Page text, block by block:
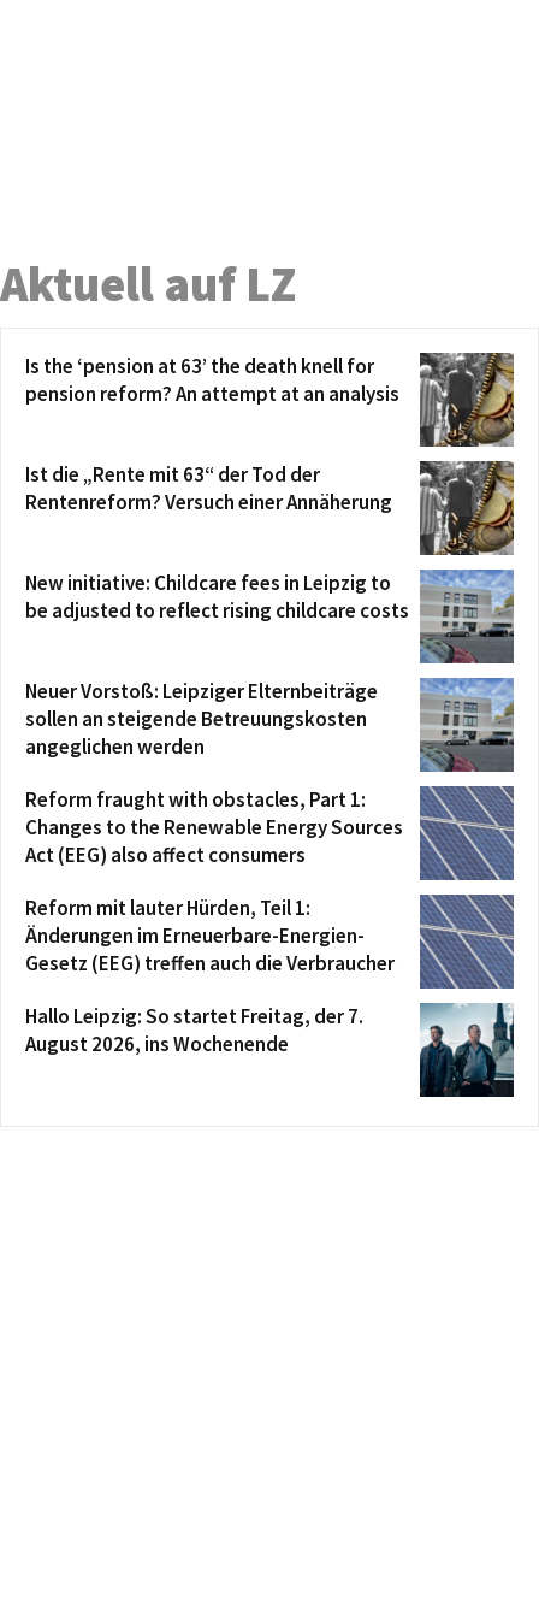
Aktuell auf LZ
Is the ‘pension at 63’ the death knell for
pension reform? An attempt at an analysis
Ist die „Rente mit 63“ der Tod der
Rentenreform? Versuch einer Annäherung
New initiative: Childcare fees in Leipzig to
be adjusted to reflect rising childcare costs
Neuer Vorstoß: Leipziger Elternbeiträge
sollen an steigende Betreuungskosten
angeglichen werden
Reform fraught with obstacles, Part 1:
Changes to the Renewable Energy Sources
Act (EEG) also affect consumers
Reform mit lauter Hürden, Teil 1:
Änderungen im Erneuerbare-Energien-
Gesetz (EEG) treffen auch die Verbraucher
Hallo Leipzig: So startet Freitag, der 7.
August 2026, ins Wochenende